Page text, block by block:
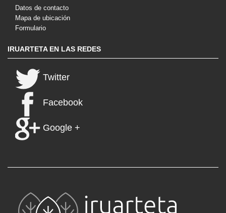
Datos de contacto
Mapa de ubicación
Formulario
IRUARTETA EN LAS REDES
Twitter
Facebook
Google +